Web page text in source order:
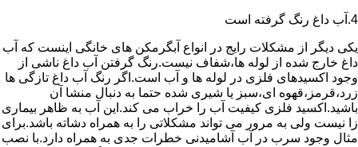
4.آب داغ رنگ گرفته است
یکی دیگر از مشکلات رایج در انواع آبگرمکن های خانگی اینست که آب
داغ خارج شده از لوله ها،شفاف نیست.رنگ گرفتن آب داغ ناشی از
وجود اکسیدهای فلزی در لوله ها و آب است.اگر رنگ آب داغ تازگی ها
زرد،قرمز،قهوه ای،سبز یا شیری شده حتما به دنبال منشا آن
باشید.اکسید فلزی کیفیت آب را خراب می کند.این آب به ظاهر بیماری
زا نیست ولی به مرور می تواند مشکلاتی را به همراه دشاته باشد.برای
مثال وجود سرب در آب آشامیدنی خطرات جدی به همراه دارد.با نصب